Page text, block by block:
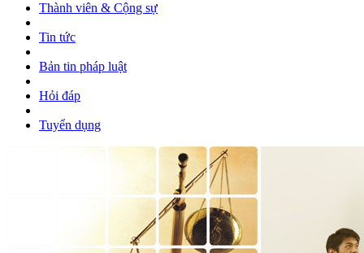
Thành viên & Cộng sự
Tin tức
Bản tin pháp luật
Hỏi đáp
Tuyển dụng